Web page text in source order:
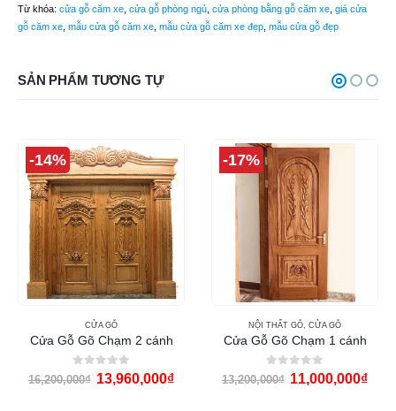
Từ khóa: cửa gỗ căm xe, cửa gỗ phòng ngủ, cửa phòng bằng gỗ căm xe, giá cửa
gỗ căm xe, mẫu cửa gỗ căm xe, mẫu cửa gỗ căm xe đẹp, mẫu cửa gỗ đẹp
SẢN PHẨM TƯƠNG TỰ
-14%
CỬA GỖ
Cửa Gỗ Gõ Chạm 2 cánh
0out of 5
16,200,000₫ 13,960,000₫
-17%
NỘI THẤT GỖ, CỬA GỖ
Cửa Gỗ Gõ Chạm 1 cánh
0out of 5
13,200,000₫ 11,000,000₫